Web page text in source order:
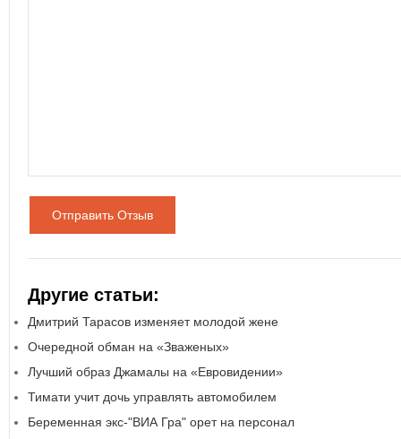
Отправить Отзыв
Другие статьи:
Дмитрий Тарасов изменяет молодой жене
Очередной обман на «Зваженых»
Лучший образ Джамалы на «Евровидении»
Тимати учит дочь управлять автомобилем
Беременная экс-"ВИА Гра" орет на персонал